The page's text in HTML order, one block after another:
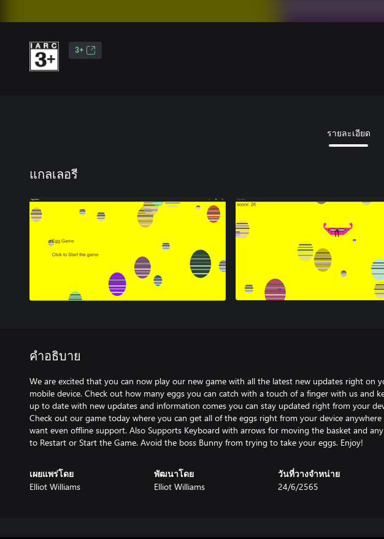
3+
รายละเอียด
แกลเลอรี
คำอธิบาย
We are excited that you can now play our new game with all the latest new updates right on
mobile device. Check out how many eggs you can catch with a touch of a finger with us and
up to date with new updates and information comes you can stay updated right from your
Check out our game today where you can get all of the eggs right from your device anywhere
want even offline support. Also Supports Keyboard with arrows for moving the basket and
to Restart or Start the Game. Avoid the boss Bunny from trying to take your eggs. Enjoy!
เผยแพร่โดย
Elliot Williams
พัฒนาโดย
Elliot Williams
วันที่วางจำหน่าย
24/6/2565